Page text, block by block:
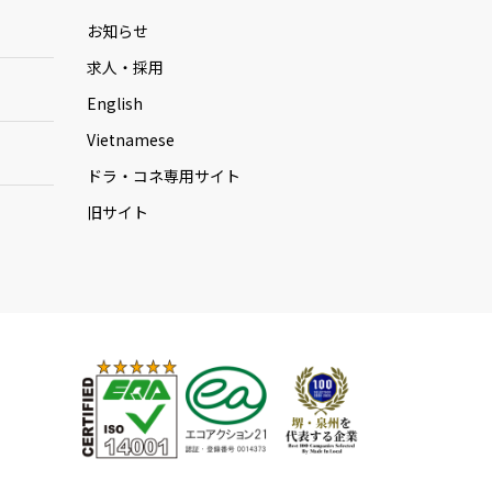
お知らせ
求人・採用
English
Vietnamese
ドラ・コネ専用サイト
旧サイト